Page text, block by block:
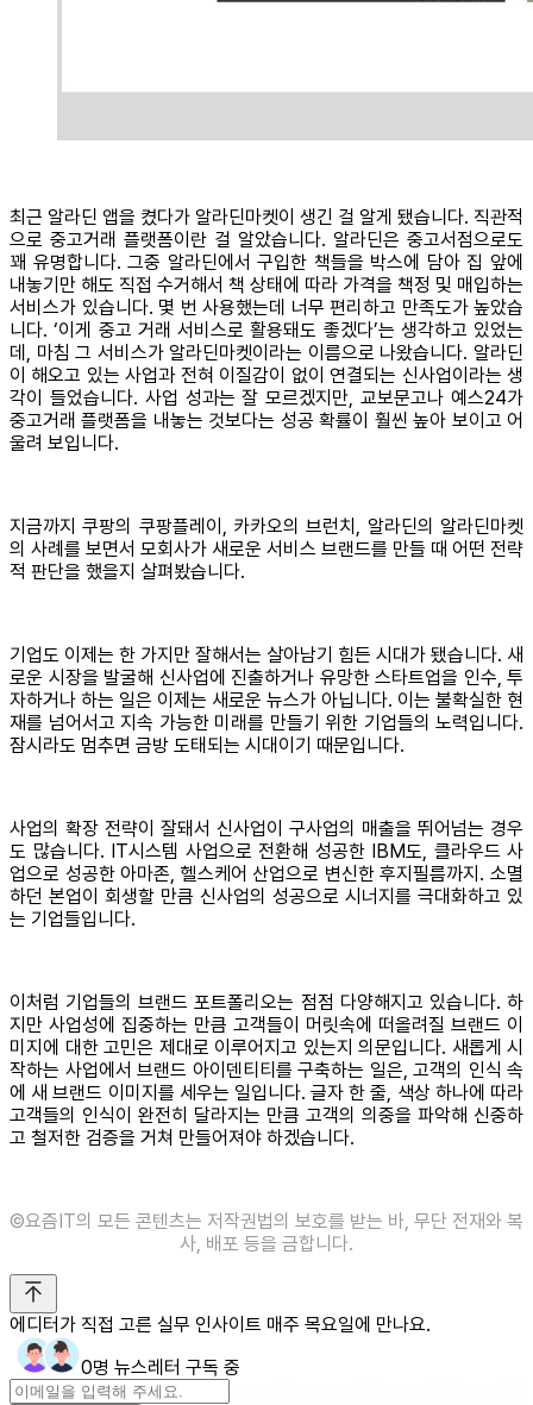
최근 알라딘 앱을 켰다가 알라딘마켓이 생긴 걸 알게 됐습니다. 직관적
으로 중고거래 플랫폼이란 걸 알았습니다. 알라딘은 중고서점으로도
꽤 유명합니다. 그중 알라딘에서 구입한 책들을 박스에 담아 집 앞에
내놓기만 해도 직접 수거해서 책 상태에 따라 가격을 책정 및 매입하는
서비스가 있습니다. 몇 번 사용했는데 너무 편리하고 만족도가 높았습
니다. ‘이게 중고 거래 서비스로 활용돼도 좋겠다’는 생각하고 있었는
데, 마침 그 서비스가 알라딘마켓이라는 이름으로 나왔습니다. 알라딘
이 해오고 있는 사업과 전혀 이질감이 없이 연결되는 신사업이라는 생
각이 들었습니다. 사업 성과는 잘 모르겠지만, 교보문고나 예스24가
중고거래 플랫폼을 내놓는 것보다는 성공 확률이 훨씬 높아 보이고 어
울려 보입니다.
지금까지 쿠팡의 쿠팡플레이, 카카오의 브런치, 알라딘의 알라딘마켓
의 사례를 보면서 모회사가 새로운 서비스 브랜드를 만들 때 어떤 전략
적 판단을 했을지 살펴봤습니다.
기업도 이제는 한 가지만 잘해서는 살아남기 힘든 시대가 됐습니다. 새
로운 시장을 발굴해 신사업에 진출하거나 유망한 스타트업을 인수, 투
자하거나 하는 일은 이제는 새로운 뉴스가 아닙니다. 이는 불확실한 현
재를 넘어서고 지속 가능한 미래를 만들기 위한 기업들의 노력입니다.
잠시라도 멈추면 금방 도태되는 시대이기 때문입니다.
사업의 확장 전략이 잘돼서 신사업이 구사업의 매출을 뛰어넘는 경우
도 많습니다. IT시스템 사업으로 전환해 성공한 IBM도, 클라우드 사
업으로 성공한 아마존, 헬스케어 산업으로 변신한 후지필름까지. 소멸
하던 본업이 회생할 만큼 신사업의 성공으로 시너지를 극대화하고 있
는 기업들입니다.
이처럼 기업들의 브랜드 포트폴리오는 점점 다양해지고 있습니다. 하
지만 사업성에 집중하는 만큼 고객들이 머릿속에 떠올려질 브랜드 이
미지에 대한 고민은 제대로 이루어지고 있는지 의문입니다. 새롭게 시
작하는 사업에서 브랜드 아이덴티티를 구축하는 일은, 고객의 인식 속
에 새 브랜드 이미지를 세우는 일입니다. 글자 한 줄, 색상 하나에 따라
고객들의 인식이 완전히 달라지는 만큼 고객의 의중을 파악해 신중하
고 철저한 검증을 거쳐 만들어져야 하겠습니다.
©️요즘IT의 모든 콘텐츠는 저작권법의 보호를 받는 바, 무단 전재와 복
사, 배포 등을 금합니다.
에디터가 직접 고른 실무 인사이트 매주 목요일에 만나요.
0명 뉴스레터 구독 중